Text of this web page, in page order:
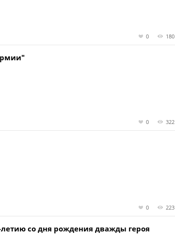
0 180
0 322
0 223
со дня рождения дважды героя